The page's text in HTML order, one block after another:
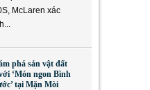
McLaren xác
phá sản vật đất
‘Món ngon Bình
tại Mặn Mòi